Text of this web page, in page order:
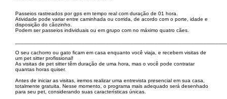
Passeios rastreados por gps em tempo real com duração de 01 hora.
Atividade pode variar entre caminhada ou corrida, de acordo com o porte, idade e
disposição do cãozinho.
Podem ser passeios individuais ou em grupo com no máximo quatro cães.
O seu cachorro ou gato ficam em casa enquanto você viaja, e recebem visitas de
um pet sitter profissional!
As visitas de pet sitter têm duração de uma hora, mas o você pode contratar
quantas horas quiser.
Antes de iniciar as visitas, iremos realizar uma entrevista presencial em sua casa,
totalmente gratuita. Nesse momento, o programa mais adequado será desenhado
para seu pet, considerando suas características únicas.